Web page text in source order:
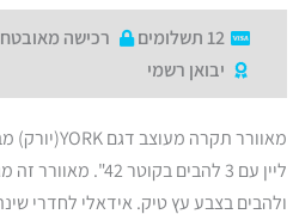
מנוע
DC 12 תשלומים רכישה
יבואן רשמי
ליין עם 3 להבים